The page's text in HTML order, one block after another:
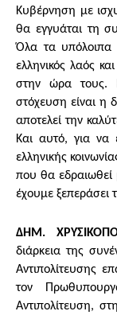
Κυβέρνηση με
θα εγγυάται τη
Όλα τα
ελληνικός λαός
στην ώρα τους.
στόχευση είναι η
αποτελεί την
Και αυτό, για να
ελληνικής
που θα εδραιωθεί
έχουμε ξεπεράσει
ΔΗΜ.
διάρκεια της
Αντιπολίτευσης
τον
Αντιπολίτευση,